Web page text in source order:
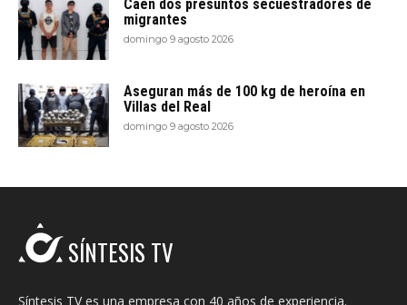
Caen dos presuntos secuestradores de
migrantes
domingo 9 agosto 2026
Aseguran más de 100 kg de heroína en
Villas del Real
domingo 9 agosto 2026
SÍNTESIS TV
Síntesis TV es una empresa con 40 años de experiencia.